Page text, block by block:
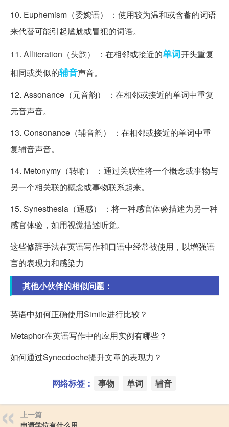
10. Euphemism（委婉语） ：使用较为温和或含蓄的词语
来代替可能引起尴尬或冒犯的词语。
11. Alliteration（头韵） ：在相邻或接近的单词开头重复
相同或类似的辅音声音。
12. Assonance（元音韵） ：在相邻或接近的单词中重复
元音声音。
13. Consonance（辅音韵） ：在相邻或接近的单词中重
复辅音声音。
14. Metonymy（转喻） ：通过关联性将一个概念或事物与
另一个相关联的概念或事物联系起来。
15. Synesthesia（通感） ：将一种感官体验描述为另一种
感官体验，如用视觉描述听觉。
这些修辞手法在英语写作和口语中经常被使用，以增强语
言的表现力和感染力
其他小伙伴的相似问题：
英语中如何正确使用Simile进行比较？
Metaphor在英语写作中的应用实例有哪些？
如何通过Synecdoche提升文章的表现力？
网络标签： 事物 单词 辅音
上一篇